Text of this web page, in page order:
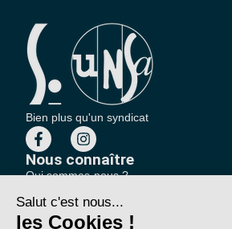
Bien plus qu'un syndicat
Nous connaître
Qui sommes-nous ?
Nos sections locales
Partenariats et relations